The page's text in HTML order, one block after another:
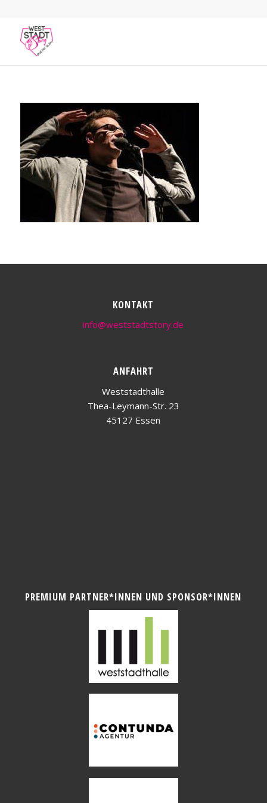
KONTAKT
info@weststadtstory.de
ANFAHRT
Weststadthalle
Thea-Leymann-Str. 23
45127 Essen
PREMIUM PARTNER*INNEN UND SPONSOR*INNEN